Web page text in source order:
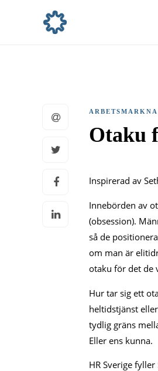
Otaku
Inspirerad av
Innebörden av
(obsession).
så de
om man är
otaku för det de
Hur tar sig ett
heltidstjänst
tydlig gräns
Eller ens kunna.
HR Sverige